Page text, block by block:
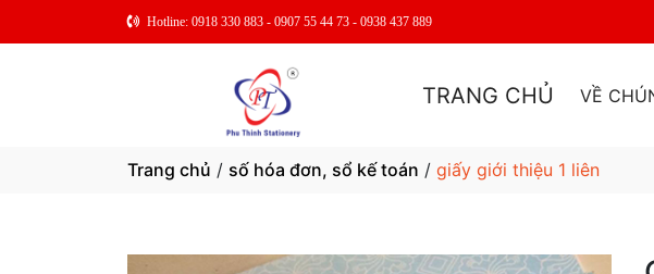
Hotline: 0918 330 883 - 0907 55 44 73 - 0938 437 889
TRANG CHỦ VỀ
Trang chủ / số hóa đơn, sổ kế toán / giấy giới thiệu 1 liên